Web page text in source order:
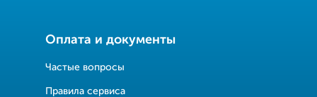
Оплата и документы
Частые вопросы
Правила сервиса